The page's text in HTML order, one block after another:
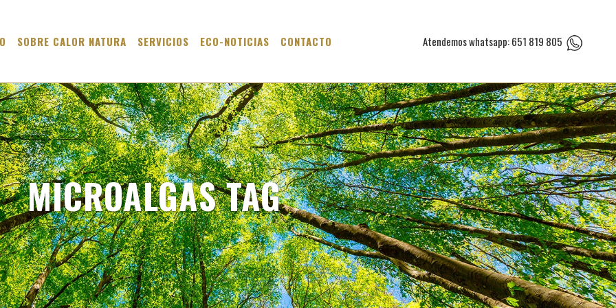
Atendemos whatsapp: 651 819 805
SOBRE CALOR NATURA SERVICIOS ECO-NOTICIAS CONTACTO
MICROALGAS TAG